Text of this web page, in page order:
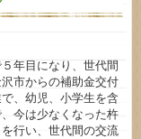
年目になり、世代間
市からの補助金交付
、幼児、小学生を含
今は少なくなった杵
行い、世代間の交流